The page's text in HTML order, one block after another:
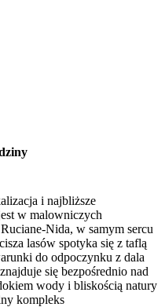
i najbliższe
w malowniczych
Nida, w samym sercu
lasów spotyka się z taflą
do odpoczynku z dala
się bezpośrednio nad
wody i bliskością natury
kompleks